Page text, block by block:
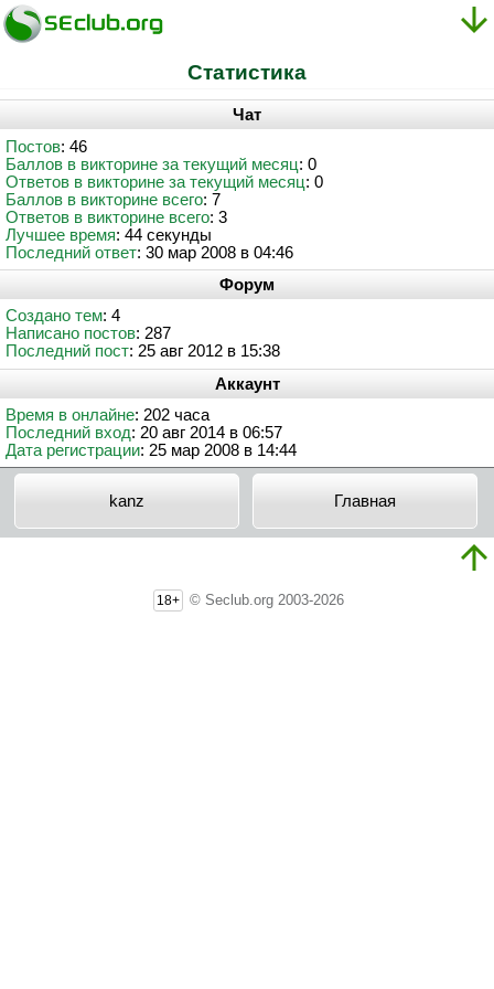
Статистика
Чат
Постов: 46
Баллов в викторине за текущий месяц: 0
Ответов в викторине за текущий месяц: 0
Баллов в викторине всего: 7
Ответов в викторине всего: 3
Лучшее время: 44 секунды
Последний ответ: 30 мар 2008 в 04:46
Форум
Создано тем: 4
Написано постов: 287
Последний пост: 25 авг 2012 в 15:38
Аккаунт
Время в онлайне: 202 часа
Последний вход: 20 авг 2014 в 06:57
Дата регистрации: 25 мар 2008 в 14:44
kanz Главная
18+ © Seclub.org 2003-2026